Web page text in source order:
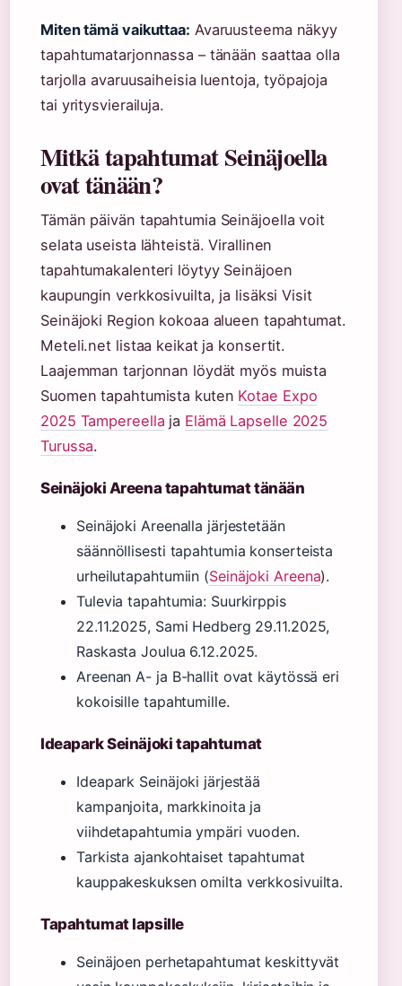
Miten tämä vaikuttaa: Avaruusteema näkyy
tapahtumatarjonnassa – tänään saattaa olla
tarjolla avaruusaiheisia luentoja, työpajoja
tai yritysvierailuja.
Mitkä tapahtumat Seinäjoella
ovat tänään?
Tämän päivän tapahtumia Seinäjoella voit
selata useista lähteistä. Virallinen
tapahtumakalenteri löytyy Seinäjoen
kaupungin verkkosivuilta, ja lisäksi Visit
Seinäjoki Region kokoaa alueen tapahtumat.
Meteli.net listaa keikat ja konsertit.
Laajemman tarjonnan löydät myös muista
Suomen tapahtumista kuten Kotae Expo
2025 Tampereella ja Elämä Lapselle 2025
Turussa.
Seinäjoki Areena tapahtumat tänään
Seinäjoki Areenalla järjestetään
säännöllisesti tapahtumia konserteista
urheilutapahtumiin (Seinäjoki Areena).
Tulevia tapahtumia: Suurkirppis
22.11.2025, Sami Hedberg 29.11.2025,
Raskasta Joulua 6.12.2025.
Areenan A- ja B-hallit ovat käytössä eri
kokoisille tapahtumille.
Ideapark Seinäjoki tapahtumat
Ideapark Seinäjoki järjestää
kampanjoita, markkinoita ja
viihdetapahtumia ympäri vuoden.
Tarkista ajankohtaiset tapahtumat
kauppakeskuksen omilta verkkosivuilta.
Tapahtumat lapsille
Seinäjoen perhetapahtumat keskittyvät